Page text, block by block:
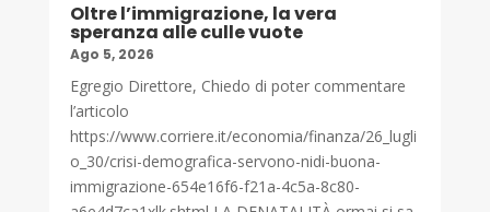
Oltre l’immigrazione, la vera
speranza alle culle vuote
Ago 5, 2026
Egregio Direttore, Chiedo di poter commentare
l’articolo
https://www.corriere.it/economia/finanza/26_lugli
o_30/crisi-demografica-servono-nidi-buona-
immigrazione-654e16f6-f21a-4c5a-8c80-